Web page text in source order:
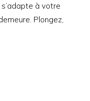
à votre
Plongez,